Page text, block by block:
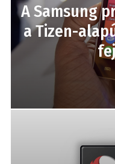
A Samsung
a Tizen-